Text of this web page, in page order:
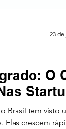
Case
O
Brasil tem visto
Elas crescem
23 de